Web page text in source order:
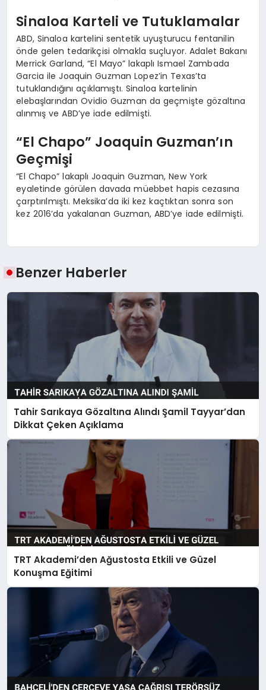
Sinaloa Karteli ve Tutuklamalar
ABD, Sinaloa kartelini sentetik uyuşturucu fentanilin
önde gelen tedarikçisi olmakla suçluyor. Adalet Bakanı
Merrick Garland, “El Mayo” lakaplı Ismael Zambada
Garcia ile Joaquin Guzman Lopez’in Texas’ta
tutuklandığını açıklamıştı. Sinaloa kartelinin
elebaşlarından Ovidio Guzman da geçmişte gözaltına
alınmış ve ABD’ye iade edilmişti.
“El Chapo” Joaquin Guzman’ın
Geçmişi
“El Chapo” lakaplı Joaquin Guzman, New York
eyaletinde görülen davada müebbet hapis cezasına
çarptırılmıştı. Meksika’da iki kez kaçtıktan sonra son
kez 2016’da yakalanan Guzman, ABD’ye iade edilmişti.
Benzer Haberler
Tahir Sarıkaya Gözaltına Alındı Şamil Tayyar’dan
Dikkat Çeken Açıklama
TRT Akademi’den Ağustosta Etkili ve Güzel
Konuşma Eğitimi